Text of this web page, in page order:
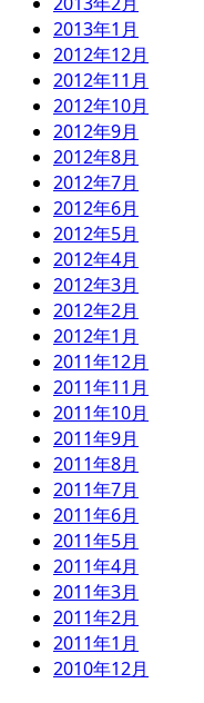
2013年1月
2012年12月
2012年11月
2012年10月
2012年9月
2012年8月
2012年7月
2012年6月
2012年5月
2012年4月
2012年3月
2012年2月
2012年1月
2011年12月
2011年11月
2011年10月
2011年9月
2011年8月
2011年7月
2011年6月
2011年5月
2011年4月
2011年3月
2011年2月
2011年1月
2010年12月